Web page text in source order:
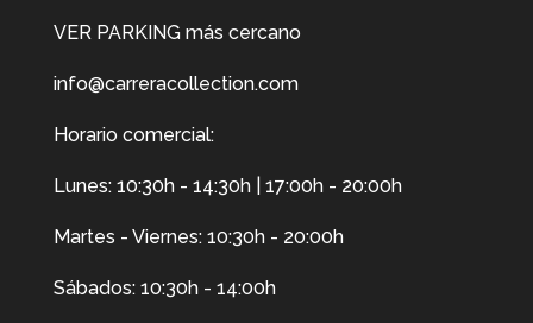
VER PARKING más cercano
info@carreracollection.com
Horario comercial:
Lunes: 10:30h - 14:30h | 17:00h - 20:00h
Martes - Viernes: 10:30h - 20:00h
Sábados: 10:30h - 14:00h